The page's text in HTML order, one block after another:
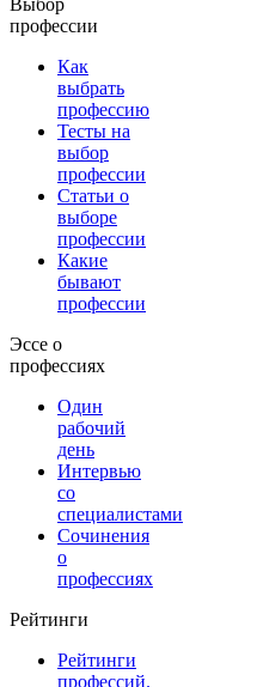
профессии
Как
выбрать
профессию
Тесты на
выбор
профессии
Статьи о
выборе
профессии
Какие
бывают
профессии
Эссе о
профессиях
Один
рабочий
день
Интервью
со
специалистами
Сочинения
о
профессиях
Рейтинги
Рейтинги
профессий.